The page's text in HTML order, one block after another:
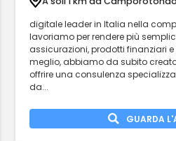
digitale leader in Italia nella
lavoriamo per rendere più
assicurazioni, prodotti finanziari
meglio, abbiamo da subito
offrire una consulenza
da...
GUARDA